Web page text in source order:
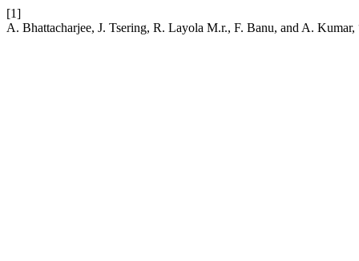
[1]
A. Bhattacharjee, J. Tsering, R. Layola M.r., F. Banu, and A.